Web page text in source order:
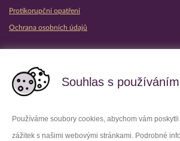
Souhlas s
Používáme soubory cookies, abychom vám
zážitek s našimi webovými stránkami. Podrobné
Protikorupční opatření
Ochrana osobních údajů